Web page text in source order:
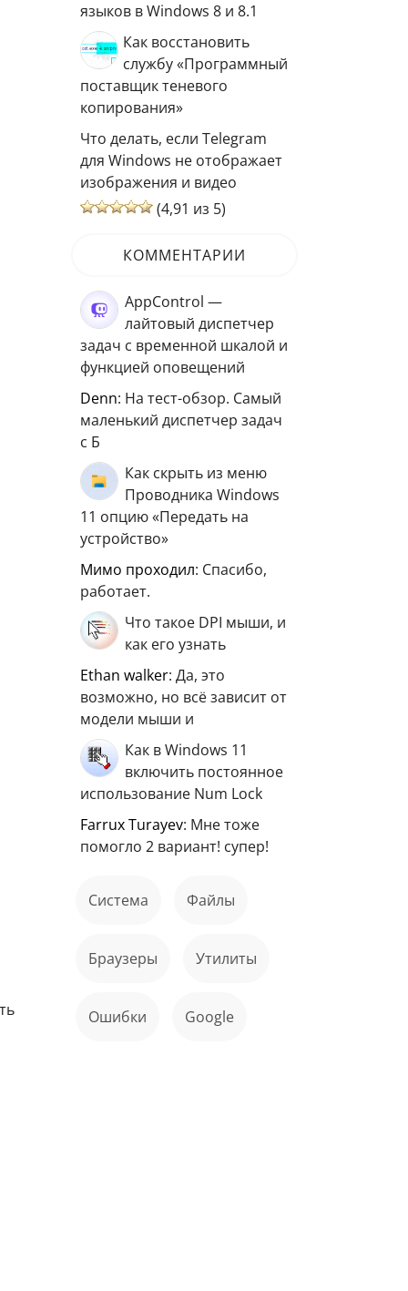
языков в Windows 8 и 8.1
Как восстановить
службу «Программный
поставщик теневого
копирования»
Что делать, если Telegram
для Windows не отображает
изображения и видео
(4,91 из 5)
КОММЕНТАРИИ
AppControl —
лайтовый диспетчер
задач с временной шкалой и
функцией оповещений
Denn: На тест-обзор. Самый
маленький диспетчер задач
с Б
Как скрыть из меню
Проводника Windows
11 опцию «Передать на
устройство»
мимо проходил: Спасибо,
работает.
Что такое DPI мыши, и
как его узнать
ethan walker: Да, это
возможно, но всё зависит от
модели мыши и
Как в Windows 11
включить постоянное
использование Num Lock
Farrux Turayev: Мне тоже
помогло 2 вариант! супер!
Система файлы
Браузеры Утилиты
ошибки Google